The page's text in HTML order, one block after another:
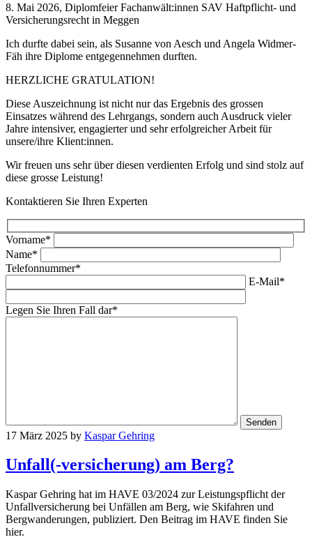
8. Mai 2026, Diplomfeier Fachanwält:innen SAV Haftpflicht- und
Versicherungsrecht in Meggen
Ich durfte dabei sein, als Susanne von Aesch und Angela Widmer-
Fäh ihre Diplome entgegennehmen durften.
HERZLICHE GRATULATION!
Diese Auszeichnung ist nicht nur das Ergebnis des grossen
Einsatzes während des Lehrgangs, sondern auch Ausdruck vieler
Jahre intensiver, engagierter und sehr erfolgreicher Arbeit für
unsere/ihre Klient:innen.
Wir freuen uns sehr über diesen verdienten Erfolg und sind stolz auf
diese grosse Leistung!
Kontaktieren Sie Ihren Experten
Vorname*
Name*
Telefonnummer*
E-Mail*
Legen Sie Ihren Fall dar*
17 März 2025 by Kaspar Gehring
Unfall(-versicherung) am Berg?
Kaspar Gehring hat im HAVE 03/2024 zur Leistungspflicht der
Unfallversicherung bei Unfällen am Berg, wie Skifahren und
Bergwanderungen, publiziert. Den Beitrag im HAVE finden Sie
hier.